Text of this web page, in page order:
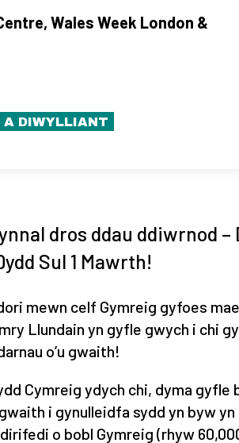
Wales Week London &
A DIWYLLIANT
dros ddau ddiwrnod –
Sul 1 Mawrth!
mewn celf Gymreig gyfoes
Llundain yn gyfle gwych i chi
o’u gwaith!
Cymreig ydych chi, dyma gyfle
i gynulleidfa sydd yn byw yn
o bobl Gymreig (rhyw